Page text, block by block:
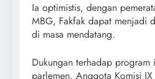
Ia optimistis, dengan
MBG, Fakfak dapat menjadi
di masa mendatang.
Dukungan terhadap
parlemen. Anggota Komisi